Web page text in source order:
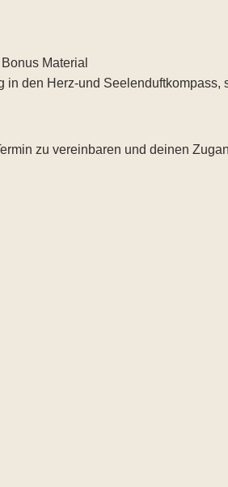
Material
den Herz-und
zu vereinbaren und deinen